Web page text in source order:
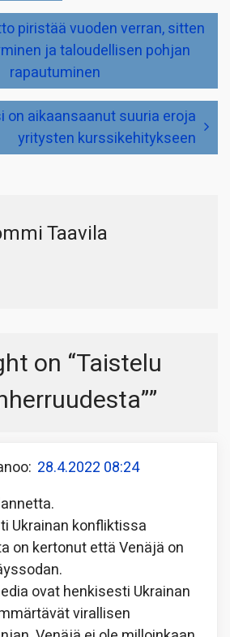
piristää vuoden verran, sitten
ja taloudellisen pohjan
rapautuminen
on aikaansaanut suuria eroja
yritysten kurssikehitykseen
Taavila
on “Taistelu
”
28.4.2022 08:24
Ukrainan konfliktissa
on kertonut että Venäjä on
ovat henkisesti Ukrainan
virallisen